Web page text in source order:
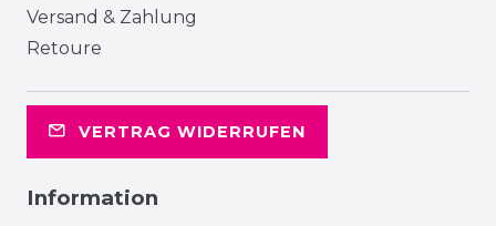
Versand & Zahlung
Retoure
VERTRAG WIDERRUFEN
Information